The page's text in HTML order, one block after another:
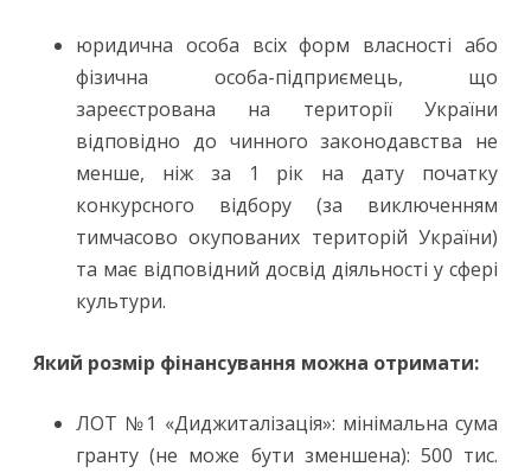
юридична особа всіх форм власності або
фізична особа-підприємець, що
зареєстрована на території України
відповідно до чинного законодавства не
менше, ніж за 1 рік на дату початку
конкурсного відбору (за виключенням
тимчасово окупованих територій України)
та має відповідний досвід діяльності у сфері
культури.
Який розмір фінансування можна отримати:
ЛОТ №1 «Диджиталізація»: мінімальна сума
гранту (не може бути зменшена): 500 тис.